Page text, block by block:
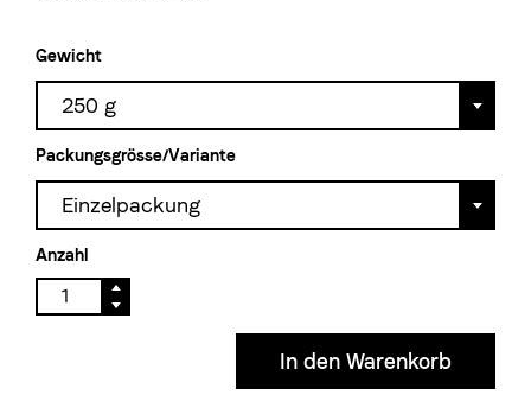
Gewicht
250 g
Packungsgrösse/Variante
Einzelpackung
Anzahl